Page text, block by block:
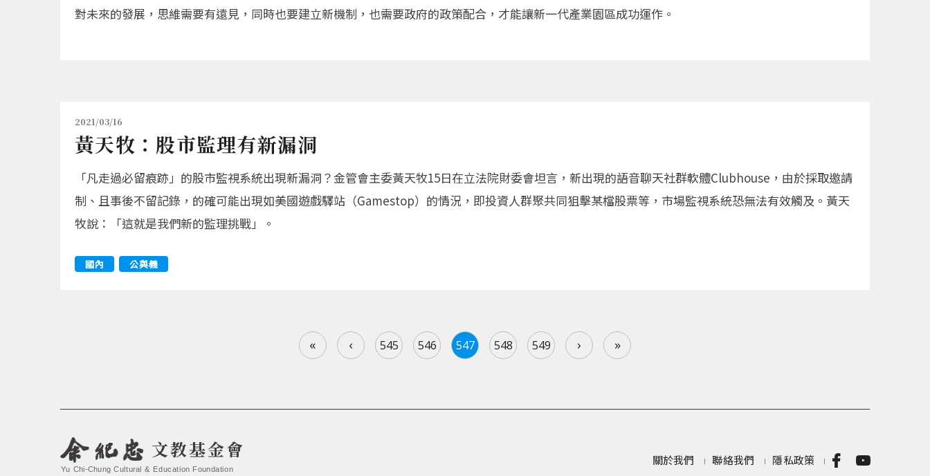
對未來的發展，思維需要有遠見，同時也要建立新機制，也需要政府的政策配合，才能讓新一代產業園區成功運作。
2021/03/16
黃天牧：股市監理有新漏洞
「凡走過必留痕跡」的股市監視系統出現新漏洞？金管會主委黃天牧15日在立法院財委會坦言，新出現的語音聊天社群軟體Clubhouse，由於採取邀請
制、且事後不留記錄，的確可能出現如美國遊戲驛站（Gamestop）的情況，即投資人群聚共同狙擊某檔股票等，市場監視系統恐無法有效觸及。黃天
牧說：「這就是我們新的監理挑戰」。
國內 公與義
« ‹ 545 546 547 548 549 › »
文教基金會
Yu Chi-Chung Cultural & Education Foundation
關於我們 聯絡我們 隱私政策